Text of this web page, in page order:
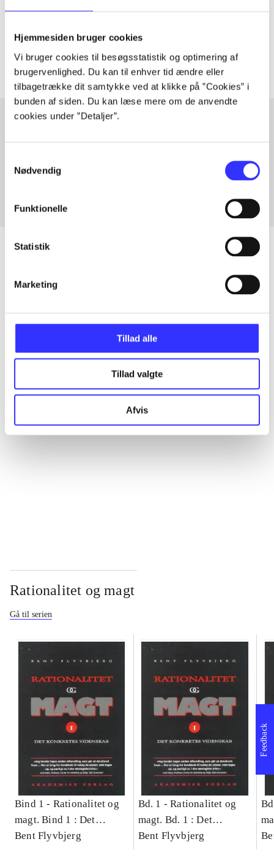
Hjemmesiden bruger cookies
Vi bruger cookies til besøgsstatistik og optimering af
brugervenlighed. Du kan til enhver tid ændre eller
tilbagetrække dit samtykke ved at klikke på ”Cookies” i
bunden af siden. Du kan læse mere om de anvendte
cookies under ”Detaljer”.
Nødvendig
Funktionelle
Statistik
Marketing
Tillad alle
Tillad valgte
Afvis
Artiklerne i handler ofte om
Fra
Artikler
Rationalitet og magt
Gå til serien
Bind 1 - Rationalitet og
magt. Bind 1 : Det
konkretes videnskab
Bent Flyvbjerg
Bd. 1 -Rationalitet og
magt. Bd. 1 : Det
konkretes videnskab
Bent Flyvbjerg
Feedback